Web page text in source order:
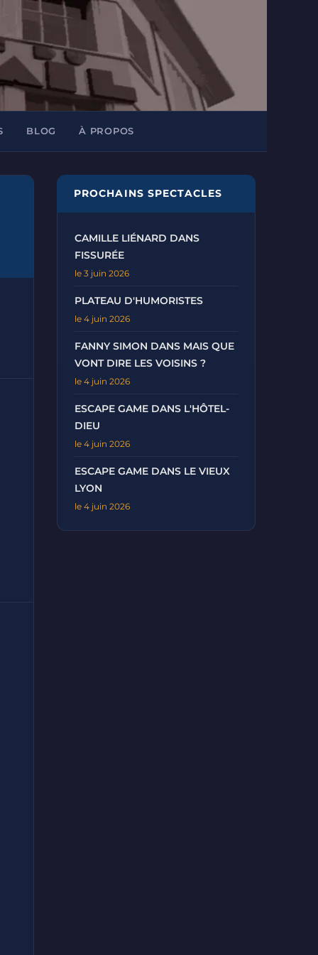
BLOG À PROPOS
PROCHAINS SPECTACLES
CAMILLE LIÉNARD DANS
FISSURÉE
le 3 juin 2026
PLATEAU D'HUMORISTES
le 4 juin 2026
FANNY SIMON DANS MAIS QUE
VONT DIRE LES VOISINS ?
le 4 juin 2026
ESCAPE GAME DANS L'HÔTEL-
DIEU
le 4 juin 2026
ESCAPE GAME DANS LE VIEUX
LYON
le 4 juin 2026